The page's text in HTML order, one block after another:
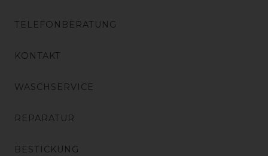
TELEFONBERATUNG
KONTAKT
WASCHSERVICE
REPARATUR
BESTICKUNG